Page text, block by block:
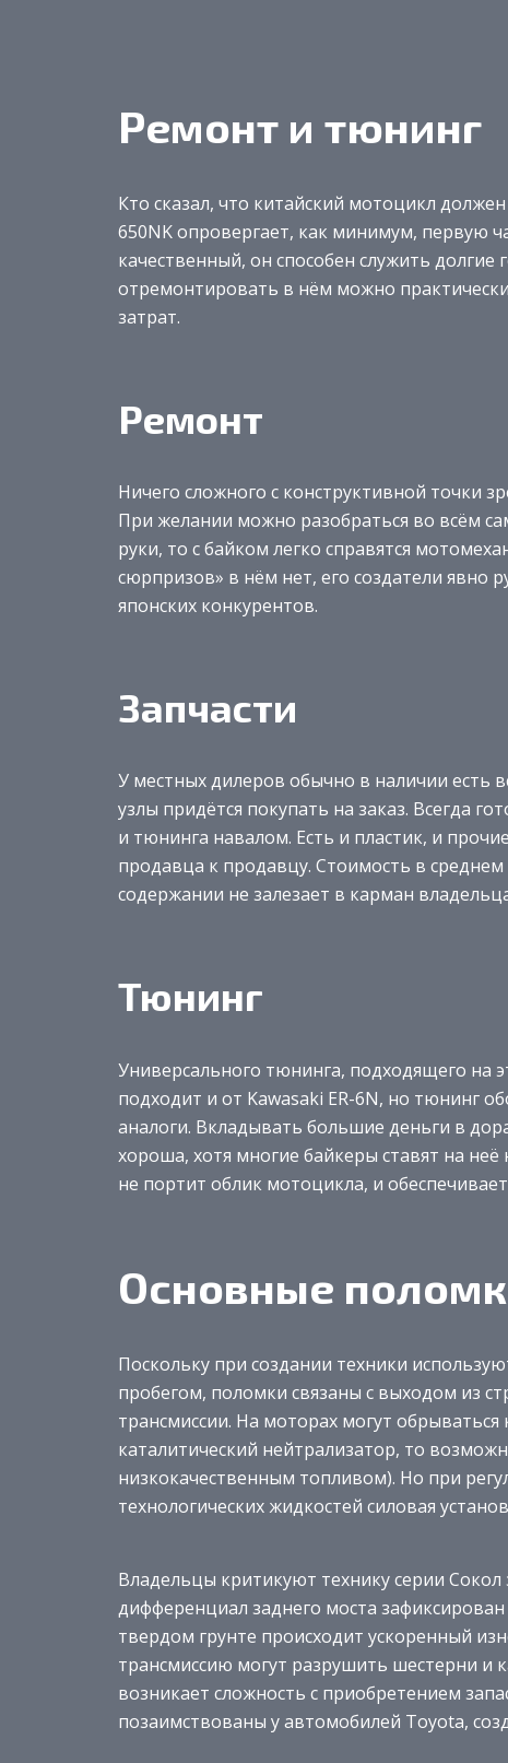
Ремонт и тюнинг
Кто сказал, что китайский мотоцикл
650NK опровергает, как минимум, первую
качественный, он способен служить
отремонтировать в нём можно
затрат.
Ремонт
Ничего сложного с конструктивной точки
При желании можно разобраться во всём
руки, то с байком легко справятся
сюрпризов» в нём нет, его создатели явно
японских конкурентов.
Запчасти
У местных дилеров обычно в наличии есть
узлы придётся покупать на заказ. Всегда
и тюнинга навалом. Есть и пластик, и
продавца к продавцу. Стоимость в
содержании не залезает в карман
Тюнинг
Универсального тюнинга, подходящего на
подходит и от Kawasaki ER-6N, но тюнинг
аналоги. Вкладывать большие деньги в
хороша, хотя многие байкеры ставят на
не портит облик мотоцикла, и
Основные
Поскольку при создании техники
пробегом, поломки связаны с выходом из
трансмиссии. На моторах могут
каталитический нейтрализатор, то
низкокачественным топливом). Но при
технологических жидкостей силовая
Владельцы критикуют технику серии
дифференциал заднего моста
твердом грунте происходит ускоренный
трансмиссию могут разрушить шестерни и
возникает сложность с приобретением
позаимствованы у автомобилей Toyota,